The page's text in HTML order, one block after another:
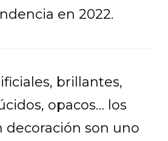
en 2022.
brillantes,
opacos… los
decoración son uno